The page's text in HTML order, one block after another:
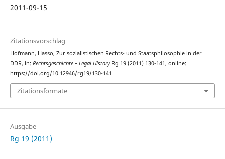
2011-09-15
Zitationsvorschlag
Hofmann, Hasso, Zur sozialistischen Rechts- und Staatsphilosophie in der
DDR, in: Rechtsgeschichte – Legal HistoryRg 19 (2011) 130-141, online:
https://doi.org/10.12946/rg19/130-141
Zitationsformate
Ausgabe
Rg 19 (2011)